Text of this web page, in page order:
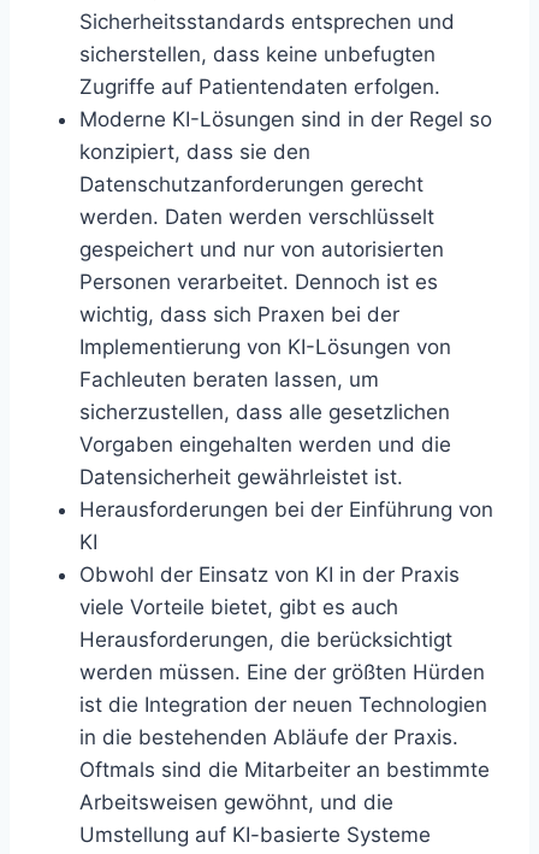
Sicherheitsstandards entsprechen und
sicherstellen, dass keine unbefugten
Zugriffe auf Patientendaten erfolgen.
Moderne KI-Lösungen sind in der Regel so
konzipiert, dass sie den
Datenschutzanforderungen gerecht
werden. Daten werden verschlüsselt
gespeichert und nur von autorisierten
Personen verarbeitet. Dennoch ist es
wichtig, dass sich Praxen bei der
Implementierung von KI-Lösungen von
Fachleuten beraten lassen, um
sicherzustellen, dass alle gesetzlichen
Vorgaben eingehalten werden und die
Datensicherheit gewährleistet ist.
Herausforderungen bei der Einführung von
KI
Obwohl der Einsatz von KI in der Praxis
viele Vorteile bietet, gibt es auch
Herausforderungen, die berücksichtigt
werden müssen. Eine der größten Hürden
ist die Integration der neuen Technologien
in die bestehenden Abläufe der Praxis.
Oftmals sind die Mitarbeiter an bestimmte
Arbeitsweisen gewöhnt, und die
Umstellung auf KI-basierte Systeme